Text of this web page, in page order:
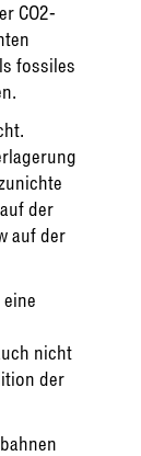
CO2-
fossiles
der
auf der
nicht
der